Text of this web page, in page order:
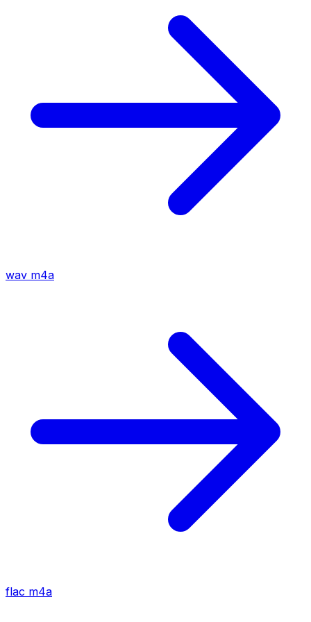
wav m4a
flac m4a